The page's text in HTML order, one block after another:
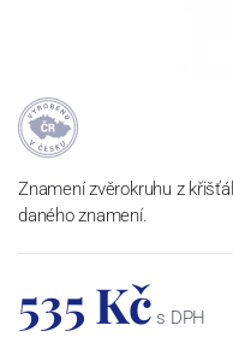
Znamení zvěrokruhu z
daného znamení.
535 Kč s DPH